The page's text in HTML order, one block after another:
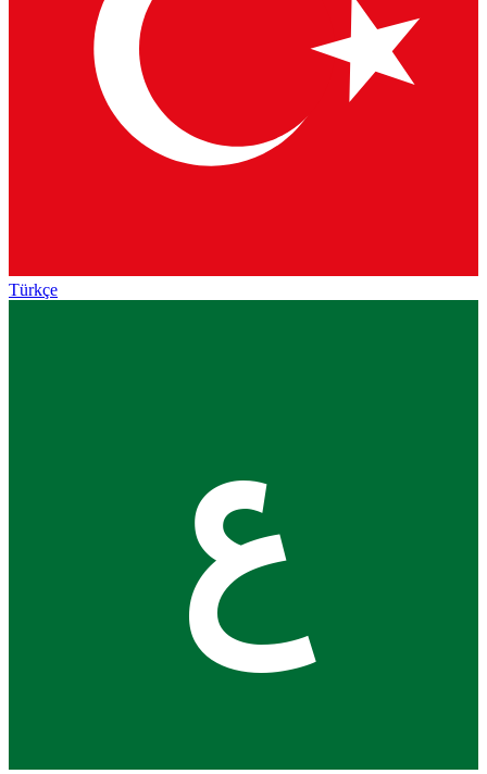
Türkçe
ع